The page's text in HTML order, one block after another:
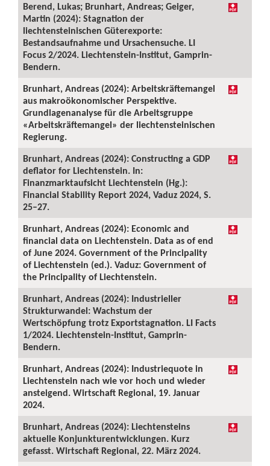
Berend, Lukas; Brunhart, Andreas; Geiger,
Martin (2024): Stagnation der
liechtensteinischen Güterexporte:
Bestandsaufnahme und Ursachensuche. LI
Focus 2/2024. Liechtenstein-Institut, Gamprin-
Bendern.
Brunhart, Andreas (2024): Arbeitskräftemangel
aus makroökonomischer Perspektive.
Grundlagenanalyse für die Arbeitsgruppe
«Arbeitskräftemangel» der liechtensteinischen
Regierung.
Brunhart, Andreas (2024): Constructing a GDP
deflator for Liechtenstein. In:
Finanzmarktaufsicht Liechtenstein (Hg.):
Financial Stability Report 2024, Vaduz 2024, S.
25–27.
Brunhart, Andreas (2024): Economic and
financial data on Liechtenstein. Data as of end
of June 2024. Government of the Principality
of Liechtenstein (ed.). Vaduz: Government of
the Principality of Liechtenstein.
Brunhart, Andreas (2024): Industrieller
Strukturwandel: Wachstum der
Wertschöpfung trotz Exportstagnation. LI Facts
1/2024. Liechtenstein-Institut, Gamprin-
Bendern.
Brunhart, Andreas (2024): Industriequote in
Liechtenstein nach wie vor hoch und wieder
ansteigend. Wirtschaft Regional, 19. Januar
2024.
Brunhart, Andreas (2024): Liechtensteins
aktuelle Konjunkturentwicklungen. Kurz
gefasst. Wirtschaft Regional, 22. März 2024.